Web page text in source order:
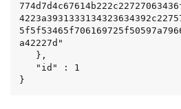
a42227d"
}